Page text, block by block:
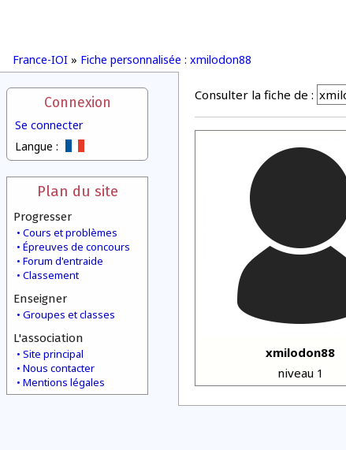
France-IOI » Fiche personnalisée : xmilodon88
Connexion
Se connecter
Langue :
Plan du site
Progresser
Cours et problèmes
Épreuves de concours
Forum d'entraide
Classement
Enseigner
Groupes et classes
L'association
Site principal
Nous contacter
Mentions légales
Consulter la fiche de :
xmilodon88
niveau 1